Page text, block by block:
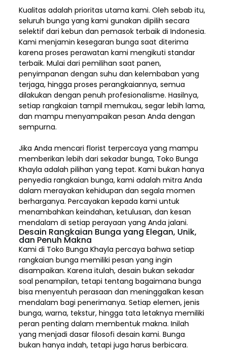
Kualitas adalah prioritas utama kami. Oleh sebab itu,
seluruh bunga yang kami gunakan dipilih secara
selektif dari kebun dan pemasok terbaik di Indonesia.
Kami menjamin kesegaran bunga saat diterima
karena proses perawatan kami mengikuti standar
terbaik. Mulai dari pemilihan saat panen,
penyimpanan dengan suhu dan kelembaban yang
terjaga, hingga proses perangkaiannya, semua
dilakukan dengan penuh profesionalisme. Hasilnya,
setiap rangkaian tampil memukau, segar lebih lama,
dan mampu menyampaikan pesan Anda dengan
sempurna.
Jika Anda mencari florist terpercaya yang mampu
memberikan lebih dari sekadar bunga, Toko Bunga
Khayla adalah pilihan yang tepat. Kami bukan hanya
penyedia rangkaian bunga, kami adalah mitra Anda
dalam merayakan kehidupan dan segala momen
berharganya. Percayakan kepada kami untuk
menambahkan keindahan, ketulusan, dan kesan
mendalam di setiap perayaan yang Anda jalani.
Desain Rangkaian Bunga yang Elegan, Unik,
dan Penuh Makna
Kami di Toko Bunga Khayla percaya bahwa setiap
rangkaian bunga memiliki pesan yang ingin
disampaikan. Karena itulah, desain bukan sekadar
soal penampilan, tetapi tentang bagaimana bunga
bisa menyentuh perasaan dan meninggalkan kesan
mendalam bagi penerimanya. Setiap elemen, jenis
bunga, warna, tekstur, hingga tata letaknya memiliki
peran penting dalam membentuk makna. Inilah
yang menjadi dasar filosofi desain kami. Bunga
bukan hanya indah, tetapi juga harus berbicara.